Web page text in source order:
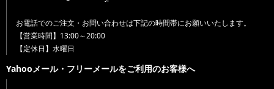
お電話でのご注文・お問い合わせは下記の時間帯にお願いいたします。
【営業時間】13:00～20:00
【定休日】水曜日
Yahooメール・フリーメールをご利用のお客様へ